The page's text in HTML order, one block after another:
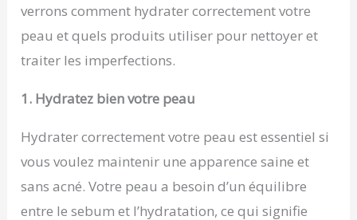
verrons comment hydrater correctement votre
peau et quels produits utiliser pour nettoyer et
traiter les imperfections.
1. Hydratez bien votre peau
Hydrater correctement votre peau est essentiel si
vous voulez maintenir une apparence saine et
sans acné. Votre peau a besoin d’un équilibre
entre le sebum et l’hydratation, ce qui signifie